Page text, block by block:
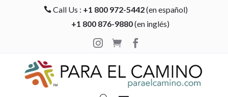
 Call Us : +1 800 972-5442(en español)
+1 800 876-9880(en inglés)

 